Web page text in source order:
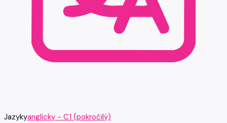
Jazykyanglicky - C1 (pokročilý)